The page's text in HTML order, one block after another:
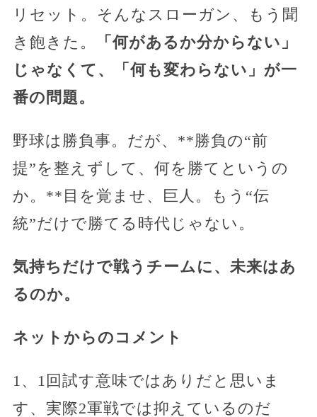
リセット。そんなスローガン、もう聞
き飽きた。
「何があるか分からない」
じゃなくて、「何も変わらない」が一
番の問題。
野球は勝負事。だが、**勝負の“前
提”を整えずして、何を勝てというの
か。**目を覚ませ、巨人。もう“伝
統”だけで勝てる時代じゃない。
気持ちだけで戦うチームに、未来はあ
るのか。
ネットからのコメント
1、1回試す意味ではありだと思いま
す、実際2軍戦では抑えているのだ